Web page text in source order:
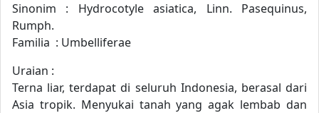
Sinonim : Hydrocotyle asiatica, Linn. Pasequinus,
Rumph.
Familia : Umbelliferae
Uraian :
Terna liar, terdapat di seluruh Indonesia, berasal dari
Asia tropik. Menyukai tanah yang agak lembab dan